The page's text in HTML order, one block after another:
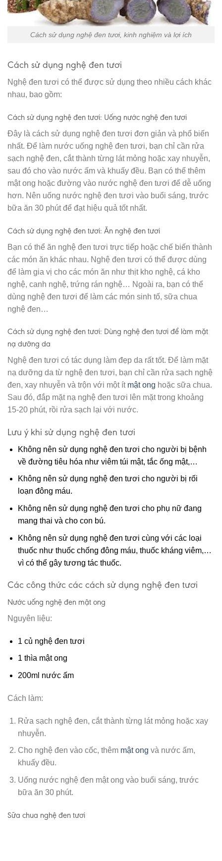
Cách sử dụng nghệ đen tươi, kinh nghiệm và lợi ích
Cách sử dụng nghệ đen tươi
Nghệ đen tươi có thể được sử dụng theo nhiều cách khác
nhau, bao gồm:
Cách sử dụng nghệ đen tươi: Uống nước nghệ đen tươi
Đây là cách sử dụng nghệ đen tươi đơn giản và phổ biến
nhất. Để làm nước uống nghệ đen tươi, bạn chỉ cần rửa
sạch nghệ đen, cắt thành từng lát mỏng hoặc xay nhuyễn,
sau đó cho vào nước ấm và khuấy đều. Bạn có thể thêm
mật ong hoặc đường vào nước nghệ đen tươi để dễ uống
hơn. Nên uống nước nghệ đen tươi vào buổi sáng, trước
bữa ăn 30 phút để đạt hiệu quả tốt nhất.
Cách sử dụng nghệ đen tươi: Ăn nghệ đen tươi
Bạn có thể ăn nghệ đen tươi trực tiếp hoặc chế biến thành
các món ăn khác nhau. Nghệ đen tươi có thể được dùng
để làm gia vị cho các món ăn như thịt kho nghệ, cá kho
nghệ, canh nghệ, trứng rán nghệ… Ngoài ra, bạn có thể
dùng nghệ đen tươi để làm các món sinh tố, sữa chua
nghệ đen…
Cách sử dụng nghệ đen tươi: Dùng nghệ đen tươi để làm mặt
nạ dưỡng da
Nghệ đen tươi có tác dụng làm đẹp da rất tốt. Để làm mặt
nạ dưỡng da từ nghệ đen tươi, bạn chỉ cần rửa sạch nghệ
đen, xay nhuyễn và trộn với một ít mật ong hoặc sữa chua.
Sau đó, đắp mặt nạ nghệ đen tươi lên mặt trong khoảng
15-20 phút, rồi rửa sạch lại với nước.
Lưu ý khi sử dụng nghệ đen tươi
Không nên sử dụng nghệ đen tươi cho người bị bệnh
về đường tiêu hóa như viêm túi mật, tắc ống mật,…
Không nên sử dụng nghệ đen tươi cho người bị rối
loạn đông máu.
Không nên sử dụng nghệ đen tươi cho phụ nữ đang
mang thai và cho con bú.
Không nên sử dụng nghệ đen tươi cùng với các loại
thuốc như thuốc chống đông máu, thuốc kháng viêm,…
vì có thể gây tương tác thuốc.
Các công thức các cách sử dụng nghệ đen tươi
Nước uống nghệ đen mật ong
Nguyên liệu:
1 củ nghệ đen tươi
1 thìa mật ong
200ml nước ấm
Cách làm:
Rửa sạch nghệ đen, cắt thành từng lát mỏng hoặc xay
nhuyễn.
Cho nghệ đen vào cốc, thêm mật ong và nước ấm,
khuấy đều.
Uống nước nghệ đen mật ong vào buổi sáng, trước
bữa ăn 30 phút.
Sữa chua nghệ đen tươi